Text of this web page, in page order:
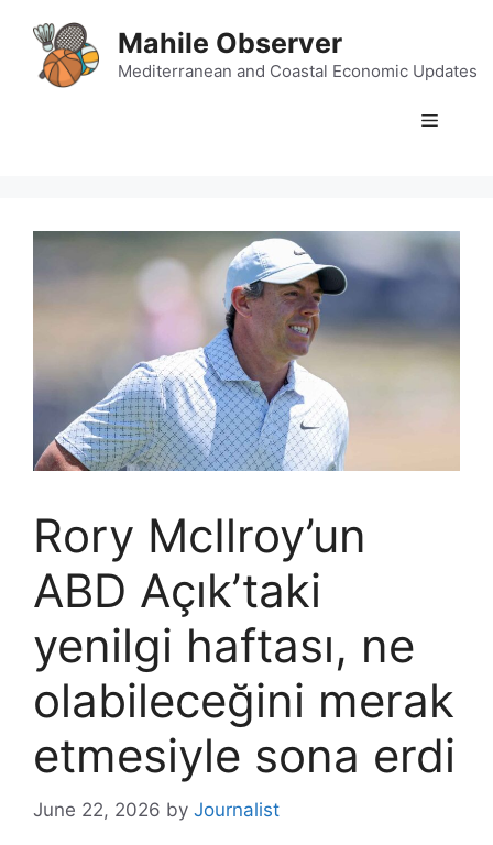
content
Mahile Observer
Mediterranean and Coastal Economic Updates
Menu
Rory McIlroy’un
ABD Açık’taki
yenilgi haftası, ne
olabileceğini merak
etmesiyle sona erdi
June 22, 2026 by Journalist